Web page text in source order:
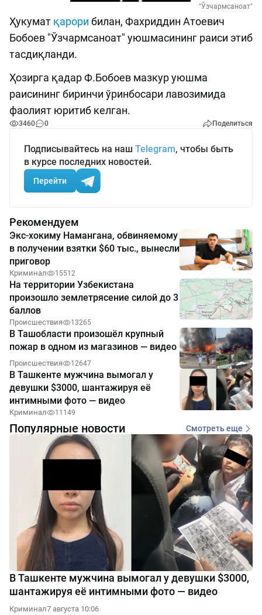
"Ўзчармсаноат"
Ҳукумат қарори билан, Фахриддин Атоевич
Бобоев "Ўзчармсаноат" уюшмасининг раиси этиб
тасдиқланди.
Ҳозирга қадар Ф.Бобоев мазкур уюшма
раисининг биринчи ўринбосари лавозимида
фаолият юритиб келган.
3460 0 Поделиться
Подписывайтесь на наш Telegram, чтобы быть
в курсе последних новостей.
Перейти
Рекомендуем
Экс-хокиму Намангана, обвиняемому
в получении взятки $60 тыс., вынесли
приговор
Криминал 15512
На территории Узбекистана
произошло землетрясение силой до 3
баллов
Происшествия 13265
В Ташобласти произошёл крупный
пожар в одном из магазинов — видео
Происшествия 12647
В Ташкенте мужчина вымогал у
девушки $3000, шантажируя её
интимными фото — видео
Криминал 11149
Популярные новости Смотреть еще
В Ташкенте мужчина вымогал у девушки $3000,
шантажируя её интимными фото — видео
Криминал7 августа 10:06